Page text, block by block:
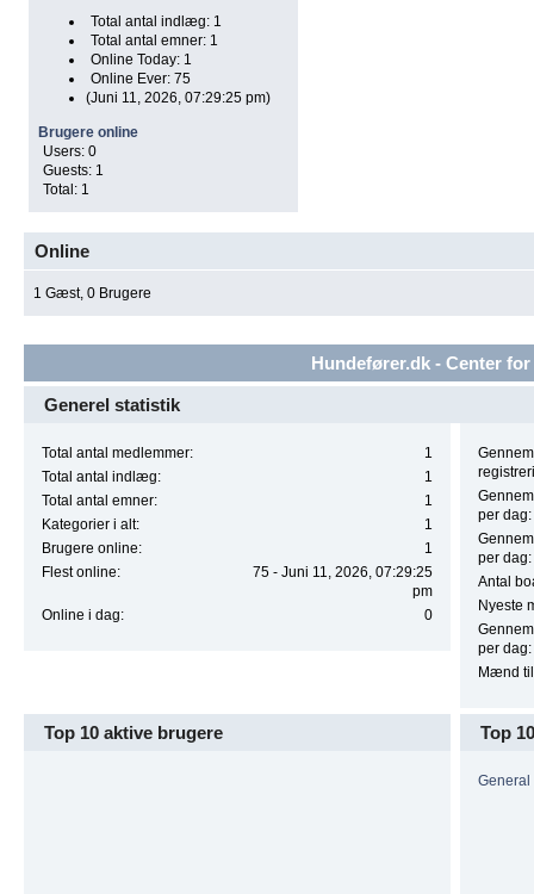
Total antal indlæg: 1
Total antal emner: 1
Online Today: 1
Online Ever: 75
(Juni 11, 2026, 07:29:25 pm)
Brugere online
Users: 0
Guests: 1
Total: 1
Online
1 Gæst, 0 Brugere
Hundefører.dk - Center
Generel statistik
Total antal medlemmer:
1
Total antal indlæg:
1
Total antal emner:
1
Kategorier i alt:
1
Brugere online:
1
Flest online:
75 - Juni 11, 2026, 07:29:25
pm
Online i dag:
0
per dag:
per dag:
Antal
Nyeste
per dag:
Mænd
Top 10 aktive brugere Top
General